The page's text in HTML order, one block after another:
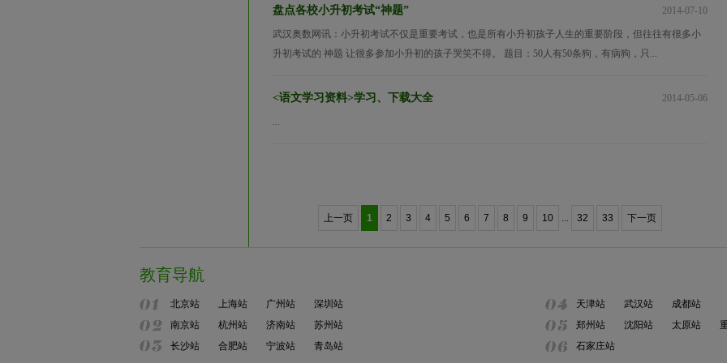
2014-07-10
盘点各校小升初考试“神题”
武汉奥数网讯：小升初考试不仅是重要考试，也是所有小升初孩子人生的重要阶段，但往往有很多小
升初考试的 神题 让很多参加小升初的孩子哭笑不得。 题目：50人有50条狗，有病狗，只...
2014-05-06
<语文学习资料>学习、下载大全
...
上一页 1 2 3 4 5 6 7 8 9 10 ... 32 33 下一页
教育导航
北京站 上海站 广州站 深圳站 天津站 武汉站
成都站
南京站
杭州站 济南站 苏州站 郑州站 沈阳站 太原站
长沙站
合肥站 宁波站 青岛站 石家庄站